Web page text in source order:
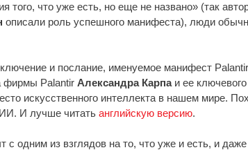
того, что уже есть, но еще не названо» (так
описали роль успешного манифеста), люди
и послание, именуемое манифест
фирмы Palantir Александра Карпаи ее
искусственного интеллекта в нашем мире.
И лучше читать английскую версию.
с одним из взглядов на то, что уже и есть, и